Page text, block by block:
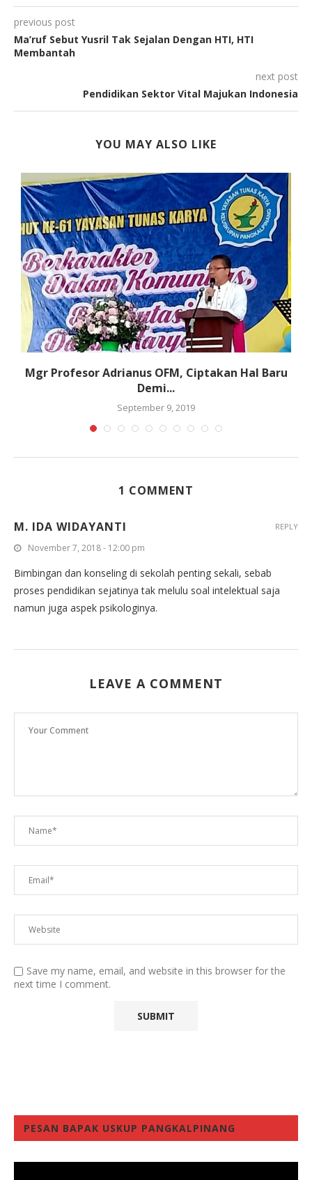
previous post
Ma’ruf Sebut Yusril Tak Sejalan Dengan HTI, HTI
Membantah
next post
Pendidikan Sektor Vital Majukan Indonesia
YOU MAY ALSO LIKE
Mgr Profesor Adrianus OFM, Ciptakan Hal Baru
Demi...
September 9, 2019
1 COMMENT
M. IDA WIDAYANTI
November 7, 2018 - 12:00 pm
Bimbingan dan konseling di sekolah penting sekali, sebab
proses pendidikan sejatinya tak melulu soal intelektual saja
namun juga aspek psikologinya.
REPLY
LEAVE A COMMENT
Save my name, email, and website in this browser for the
next time I comment.
PESAN BAPAK USKUP PANGKALPINANG